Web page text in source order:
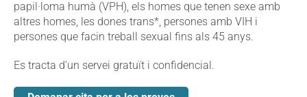
papil·loma humà (VPH), els homes que tenen sexe amb
altres homes, les dones trans*, persones amb VIH i
persones que facin treball sexual fins als 45 anys.
Es tracta d’un servei gratuït i confidencial.